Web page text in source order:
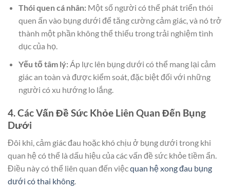
Thói quen cá nhân:Một số người có thể phát triển thói
quen ấn vào bụng dưới để tăng cường cảm giác, và nó trở
thành một phần không thể thiếu trong trải nghiệm tình
dục của họ.
Yếu tố tâm lý:Áp lực lên bụng dưới có thể mang lại cảm
giác an toàn và được kiểm soát, đặc biệt đối với những
người có xu hướng lo lắng.
4. Các Vấn Đề Sức Khỏe Liên Quan Đến Bụng
Dưới
Đôi khi, cảm giác đau hoặc khó chịu ở bụng dưới trong khi
quan hệ có thể là dấu hiệu của các vấn đề sức khỏe tiềm ẩn.
Điều này có thể liên quan đến việcquan hệ xong đau bụng
dưới có thai không.